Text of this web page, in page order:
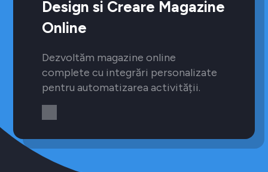
Design si Creare Magazine
Online
Dezvoltăm magazine online
complete cu integrări personalizate
pentru automatizarea activității.